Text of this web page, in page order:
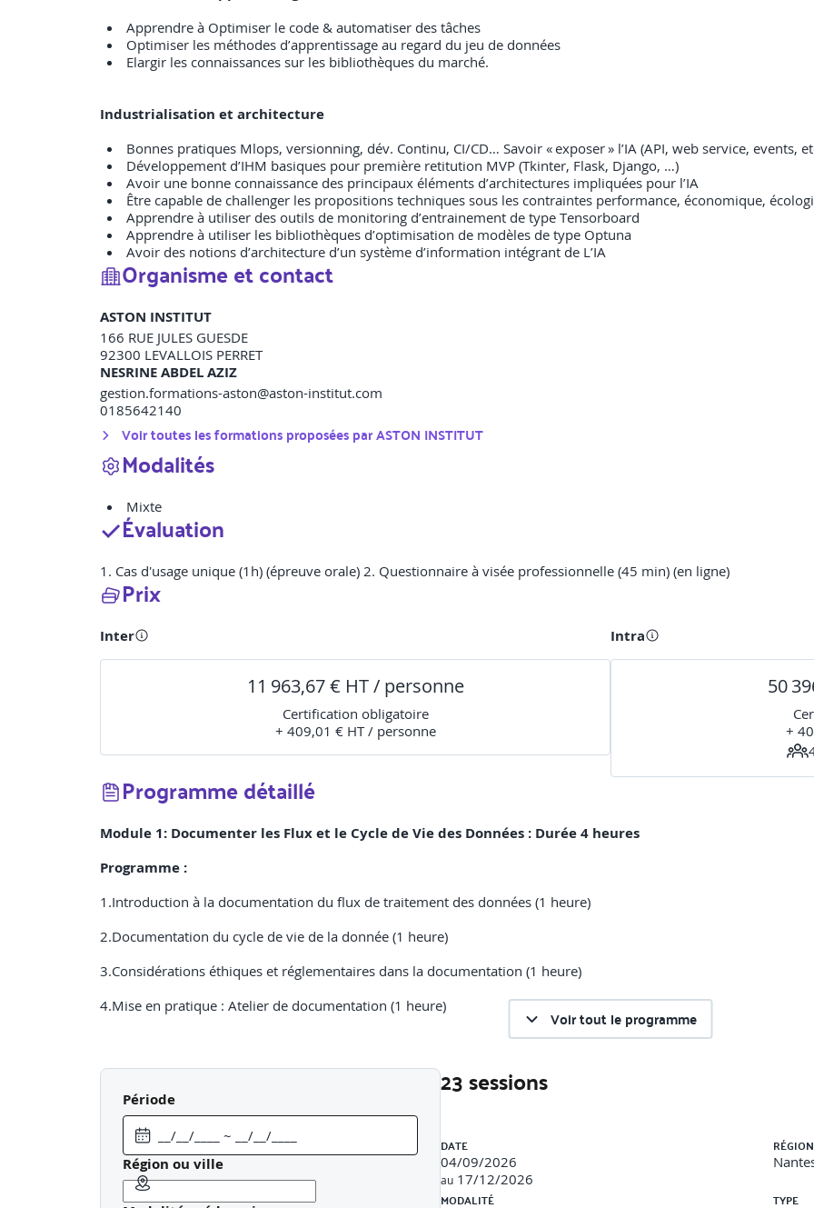
Apprendre à Optimiser le code & automatiser des tâches
Optimiser les méthodes d’apprentissage au regard du jeu de données
Elargir les connaissances sur les bibliothèques du marché.
Industrialisation et architecture
Bonnes pratiques Mlops, versionning, dév. Continu, CI/CD… Savoir « exposer » l’IA (API, web service, events,
Développement d’IHM basiques pour première retitution MVP (Tkinter, Flask, Django, …)
Avoir une bonne connaissance des principaux éléments d’architectures impliquées pour l’IA
Être capable de challenger les propositions techniques sous les contraintes performance, économique,
Apprendre à utiliser des outils de monitoring d’entrainement de type Tensorboard
Apprendre à utiliser les bibliothèques d’optimisation de modèles de type Optuna
Avoir des notions d’architecture d’un système d’information intégrant de L’IA
Organisme et contact
ASTON INSTITUT
166 RUE JULES GUESDE
92300 LEVALLOIS PERRET
NESRINE ABDEL AZIZ
gestion.formations-aston@aston-institut.com
0185642140
Voir toutes les formations proposées parASTON INSTITUT
Modalités
Mixte
Évaluation
1. Cas d'usage unique (1h) (épreuve orale) 2. Questionnaire à visée professionnelle (45 min) (en ligne)
Prix
Inter
11 963,67 € HT / personne
Certification obligatoire
+ 409,01 € HT / personne
Intra
50
+
Programme détaillé
Module 1: Documenter les Flux et le Cycle de Vie des Données : Durée 4 heures
Programme :
1.Introduction à la documentation du flux de traitement des données (1 heure)
2.Documentation du cycle de vie de la donnée (1 heure)
3.Considérations éthiques et réglementaires dans la documentation (1 heure)
4.Mise en pratique : Atelier de documentation (1 heure)
Module 2: Documenter et Structurer les Jeux de Données pour l'IA : Durée 4 heures
Programme :
1.Introduction aux Techniques de Génération de Données (1 heures)
2.Structure et intégrité des données (1 heure)
Voir tout le programme
Période
Région ou ville
23 sessions
DATE
04/09/2026
au 17/12/2026
MODALITÉ TYPE